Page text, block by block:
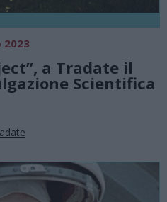
2023
a Tradate il
Scientifica